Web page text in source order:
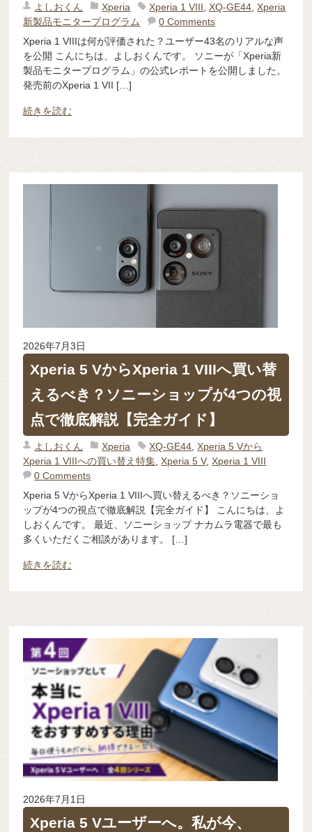
よしおくん Xperia Xperia 1 VIII ,XQ-GE44 ,Xperia
新製品モニタープログラム
0 Comments
Xperia 1 VIIIは何が評価された？ユーザー43名のリアルな声
を公開 こんにちは、よしおくんです。 ソニーが「Xperia新
製品モニタープログラム」の公式レポートを公開しました。
発売前のXperia 1 VII […]
続きを読む
2026年7月3日
Xperia 5 VからXperia 1 VIIIへ買い替
えるべき？ソニーショップが4つの視
点で徹底解説【完全ガイド】
よしおくん Xperia XQ-GE44 ,Xperia 5 Vから
Xperia 1 VIIIへの買い替え特集 ,Xperia 5 V,Xperia 1 VIII
0 Comments
Xperia 5 VからXperia 1 VIIIへ買い替えるべき？ソニーショ
ップが4つの視点で徹底解説【完全ガイド】 こんにちは、よ
しおくんです。 最近、ソニーショップ ナカムラ電器で最も
多くいただくご相談があります。 […]
続きを読む
2026年7月1日
Xperia 5 Vユーザーへ。私が今、